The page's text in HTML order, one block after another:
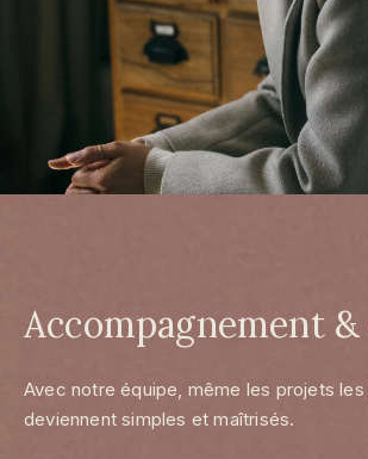
Accompagnement
Avec notre équipe, même les projets
deviennent simples et maîtrisés.